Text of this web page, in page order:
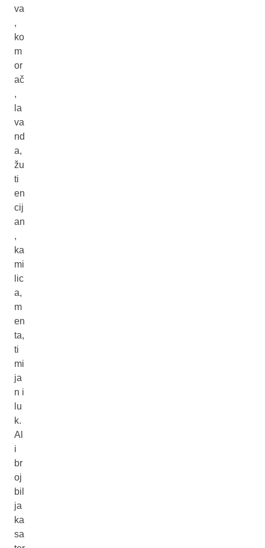
va
,
ko
m
or
ač
,
la
va
nd
a,
žu
ti
en
cij
an
,
ka
mi
lic
a,
m
en
ta,
ti
mi
ja
n i
lu
k.
Al
i
br
oj
bil
ja
ka
sa